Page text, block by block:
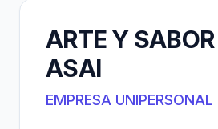
ARTE Y
ASAI
EMPRESA UNIPERSONAL